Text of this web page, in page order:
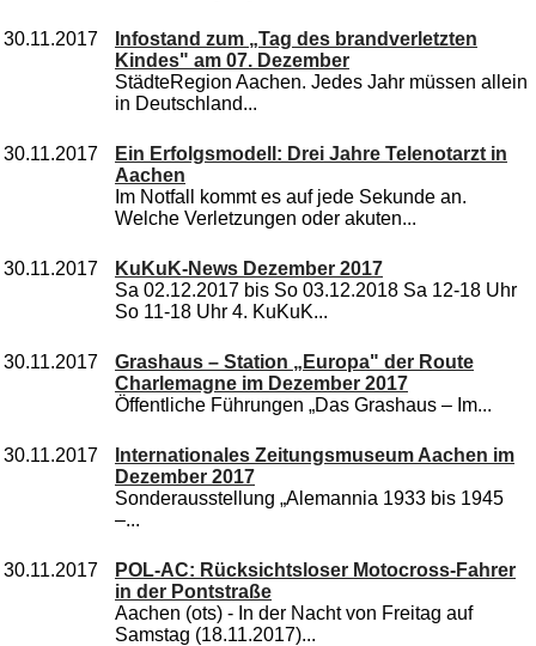
30.11.2017
Infostand zum „Tag des brandverletzten
Kindes" am 07. Dezember
StädteRegion Aachen. Jedes Jahr müssen allein
in Deutschland...
30.11.2017
Ein Erfolgsmodell: Drei Jahre Telenotarzt in
Aachen
Im Notfall kommt es auf jede Sekunde an.
Welche Verletzungen oder akuten...
30.11.2017
KuKuK-News Dezember 2017
Sa 02.12.2017 bis So 03.12.2018 Sa 12-18 Uhr
So 11-18 Uhr 4. KuKuK...
30.11.2017
Grashaus – Station „Europa" der Route
Charlemagne im Dezember 2017
Öffentliche Führungen „Das Grashaus – Im...
30.11.2017
Internationales Zeitungsmuseum Aachen im
Dezember 2017
Sonderausstellung „Alemannia 1933 bis 1945
–...
30.11.2017
POL-AC: Rücksichtsloser Motocross-Fahrer
in der Pontstraße
Aachen (ots) - In der Nacht von Freitag auf
Samstag (18.11.2017)...